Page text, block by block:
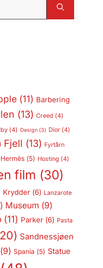
(11) Barbering
(13) Creed (4)
(4) Design(3) Dior(4)
Fjell (13) Fyrtårn
Hermès(5) Hosting (4)
film (30)
Krydder(6) Lanzarote
Museum (9)
(11) Parker(6) Pasta
Sandnessjøen
(9) Spania (5) Statue